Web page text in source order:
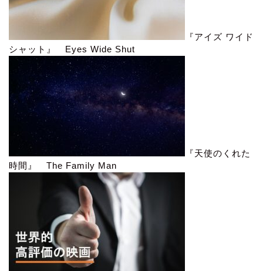
『アイズ ワイド
シャット』 Eyes Wide Shut
『天使のくれた
時間』 The Family Man